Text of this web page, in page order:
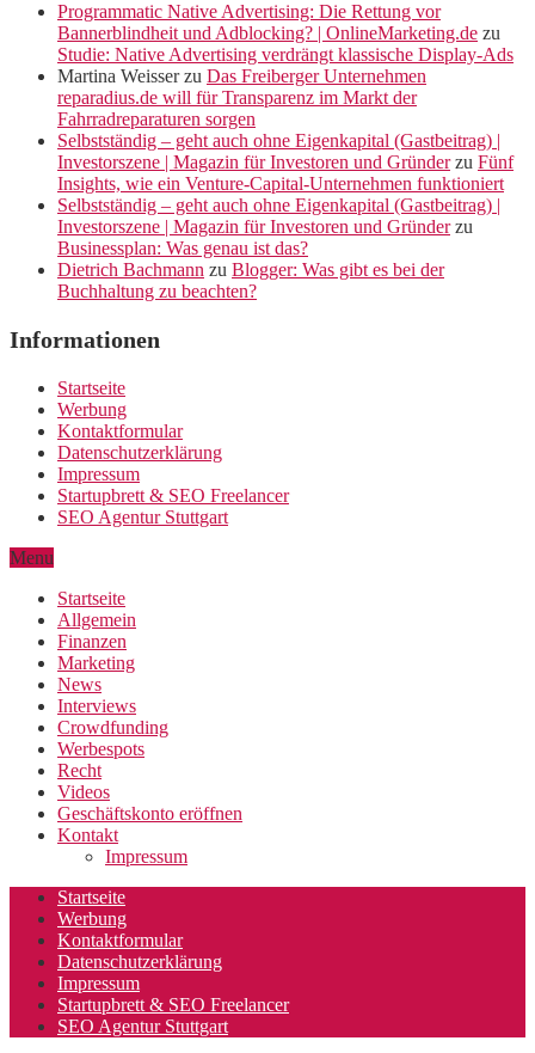
Programmatic Native Advertising: Die Rettung vor
Bannerblindheit und Adblocking? | OnlineMarketing.de zu
Studie: Native Advertising verdrängt klassische Display-Ads
Martina Weisserzu Das Freiberger Unternehmen
reparadius.de will für Transparenz im Markt der
Fahrradreparaturen sorgen
Selbstständig – geht auch ohne Eigenkapital (Gastbeitrag) |
Investorszene | Magazin für Investoren und Gründerzu Fünf
Insights, wie ein Venture-Capital-Unternehmen funktioniert
Selbstständig – geht auch ohne Eigenkapital (Gastbeitrag) |
Investorszene | Magazin für Investoren und Gründerzu
Businessplan: Was genau ist das?
Dietrich Bachmann zu Blogger: Was gibt es bei der
Buchhaltung zu beachten?
Informationen
Startseite
Werbung
Kontaktformular
Datenschutzerklärung
Impressum
Startupbrett & SEO Freelancer
SEO Agentur Stuttgart
Menu
Startseite
Allgemein
Finanzen
Marketing
News
Interviews
Crowdfunding
Werbespots
Recht
Videos
Geschäftskonto eröffnen
Kontakt
Impressum
Startseite
Werbung
Kontaktformular
Datenschutzerklärung
Impressum
Startupbrett & SEO Freelancer
SEO Agentur Stuttgart